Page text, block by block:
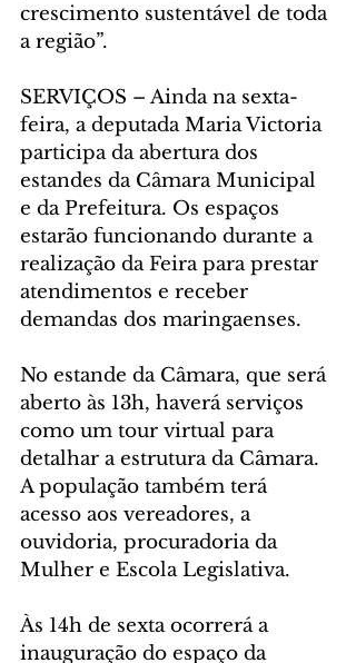
crescimento sustentável de toda
a região”.
SERVIÇOS – Ainda na sexta-
feira, a deputada Maria Victoria
participa da abertura dos
estandes da Câmara Municipal
e da Prefeitura. Os espaços
estarão funcionando durante a
realização da Feira para prestar
atendimentos e receber
demandas dos maringaenses.
No estande da Câmara, que será
aberto às 13h, haverá serviços
como um tour virtual para
detalhar a estrutura da Câmara.
A população também terá
acesso aos vereadores, a
ouvidoria, procuradoria da
Mulher e Escola Legislativa.
Às 14h de sexta ocorrerá a
inauguração do espaço da